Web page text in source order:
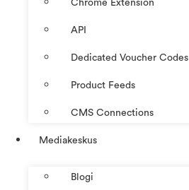
Chrome Extension
API
Dedicated Voucher Codes
Product Feeds
CMS Connections
Mediakeskus
Blogi